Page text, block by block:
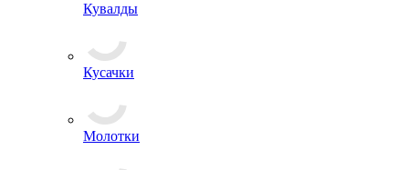
Кувалды
Кусачки
Молотки